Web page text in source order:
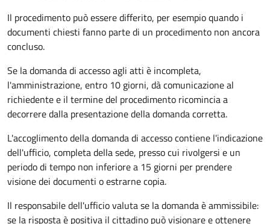
Il procedimento può essere differito, per esempio quando i
documenti chiesti fanno parte di un procedimento non ancora
concluso.
Se la domanda di accesso agli atti è incompleta,
l'amministrazione, entro 10 giorni, dà comunicazione al
richiedente e il termine del procedimento ricomincia a
decorrere dalla presentazione della domanda corretta.
L'accoglimento della domanda di accesso contiene l'indicazione
dell'ufficio, completa della sede, presso cui rivolgersi e un
periodo di tempo non inferiore a 15 giorni per prendere
visione dei documenti o estrarne copia.
Il responsabile dell'ufficio valuta se la domanda è ammissibile:
se la risposta è positiva il cittadino può visionare e ottenere